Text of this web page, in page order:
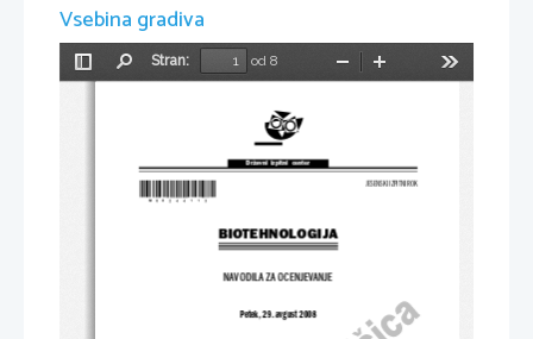
Vsebina gradiva
Preklopi
Stran:
od 8
Pomanjšaj
BIOTEHNOLOGIJA
JESENSKI IZPITNI ROK
Državni  izpitni  center
NAVODILA ZA OCENJEVANJE
Petek, 29. avgust 2008